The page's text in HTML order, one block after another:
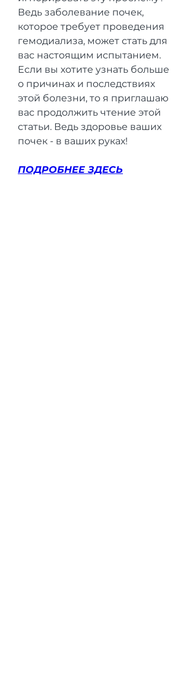
Ведь заболевание почек,
которое требует проведения
гемодиализа, может стать для
вас настоящим испытанием.
Если вы хотите узнать больше
о причинах и последствиях
этой болезни, то я приглашаю
вас продолжить чтение этой
статьи. Ведь здоровье ваших
почек - в ваших руках!
ПОДРОБНЕЕ ЗДЕСЬ